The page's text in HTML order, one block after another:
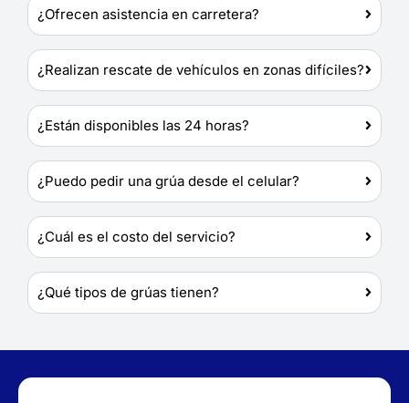
¿Ofrecen asistencia en carretera?
¿Realizan rescate de vehículos en zonas difíciles?
¿Están disponibles las 24 horas?
¿Puedo pedir una grúa desde el celular?
¿Cuál es el costo del servicio?
¿Qué tipos de grúas tienen?